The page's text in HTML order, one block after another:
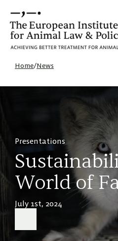
Home/News
Presentations
World of
July 1st, 2024